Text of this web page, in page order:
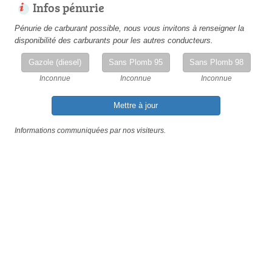
Infos pénurie
Pénurie de carburant possible, nous vous invitons à renseigner la
disponibilité des carburants pour les autres conducteurs.
Gazole (diesel)
Inconnue
Sans Plomb 95
Inconnue
Sans Plomb 98
Inconnue
Mettre à jour
Informations communiquées par nos visiteurs.